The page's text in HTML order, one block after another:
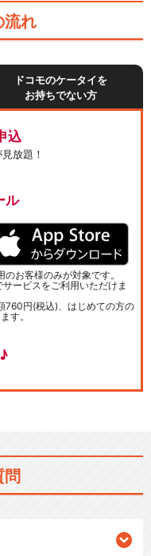
流れ
ドコモのケータイを
お持ちでない方
込
放題！
ル
お客様のみが対象です。
ービスをご利用いただけま
760円(税込)、はじめての方の
す。
問